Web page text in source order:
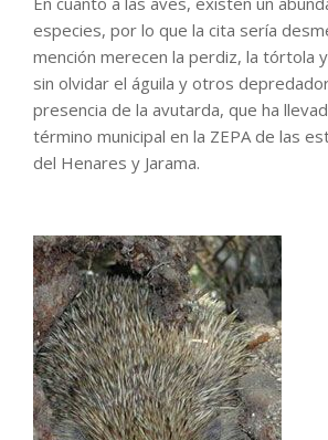
especies, por lo que la cita sería
mención merecen la perdiz, la tórtola
sin olvidar el águila y otros
presencia de la avutarda, que ha
término municipal en la ZEPA de las
del Henares y Jarama.